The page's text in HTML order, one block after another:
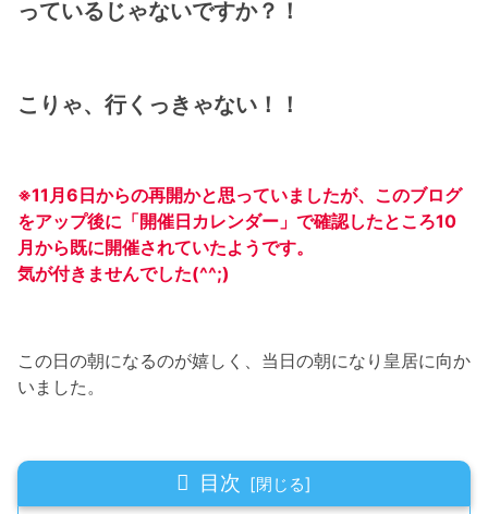
っているじゃないですか？！
こりゃ、行くっきゃない！！
※11月6日からの再開かと思っていましたが、このブログ
をアップ後に「開催日カレンダー」で確認したところ10
月から既に開催されていたようです。
気が付きませんでした(^^;)
この日の朝になるのが嬉しく、当日の朝になり皇居に向か
いました。
目次